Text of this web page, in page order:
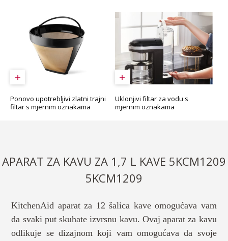
Ponovo upotrebljivi zlatni trajni
filtar s mjernim oznakama
Uklonjivi filtar za vodu s
mjernim oznakama
APARAT ZA KAVU ZA 1,7 L KAVE 5KCM1209
5KCM1209
KitchenAid aparat za 12 šalica kave omogućava vam
da svaki put skuhate izvrsnu kavu. Ovaj aparat za kavu
odlikuje se dizajnom koji vam omogućava da svoje